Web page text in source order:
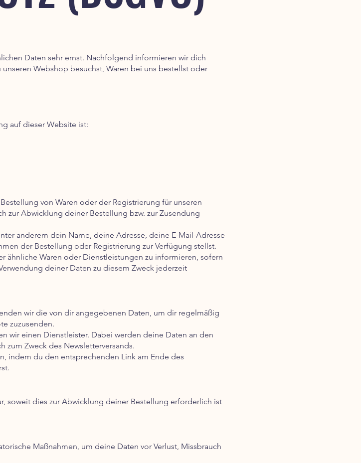
Daten sehr ernst. Nachfolgend informieren wir dich
Webshop besuchst, Waren bei uns bestellst oder
auf dieser Website ist:
von Waren oder der Registrierung für unseren
zur Abwicklung deiner Bestellung bzw. zur Zusendung
anderem dein Name, deine Adresse, deine E-Mail-Adresse
der Bestellung oder Registrierung zur Verfügung stellst.
ähnliche Waren oder Dienstleistungen zu informieren, sofern
deiner Daten zu diesem Zweck jederzeit
wir die von dir angegebenen Daten, um dir regelmäßig
zuzusenden.
wir einen Dienstleister. Dabei werden deine Daten an den
zum Zweck des Newsletterversands.
indem du den entsprechenden Link am Ende des
soweit dies zur Abwicklung deiner Bestellung erforderlich ist
Maßnahmen, um deine Daten vor Verlust, Missbrauch